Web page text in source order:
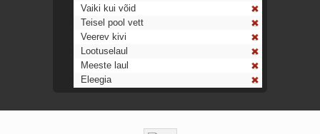
Vaiki kui võid
Teisel pool vett
Veerev kivi
Lootuselaul
Meeste laul
Eleegia
Ahtumine